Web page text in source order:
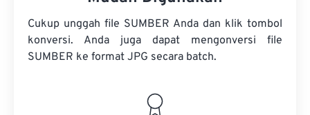
Cukup unggah file SUMBER Anda dan klik tombol
konversi. Anda juga dapat mengonversi file
SUMBER ke format JPG secara batch.